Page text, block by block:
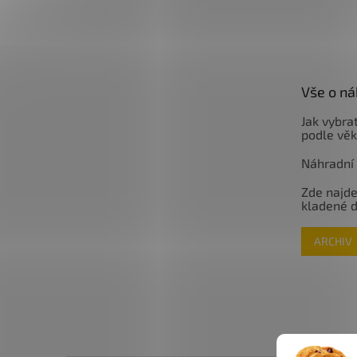
Vše o
Jak
podle
Zde
kladené
ARCHIV